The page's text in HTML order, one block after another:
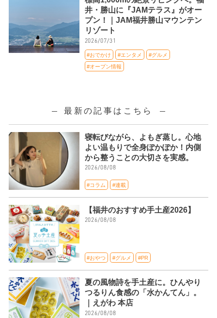
井・勝山に『JAMテラス』がオー
プン！｜JAM福井勝山マウンテン
リゾート
2026/07/31
#おでかけ #エンタメ #グルメ
#オープン情報
最新の記事はこちら
寝転びながら、よもぎ蒸し。心地
よい温もりで全身ぽかぽか！内側
から整うことの大切さを実感。
2026/08/08
#コラム #連載
【福井のおすすめ手土産2026】
2026/08/08
#おやつ #グルメ #PR
夏の風物詩を手土産に。ひんやり
つるりん食感の「水かんてん」。
｜えがわ 本店
2026/08/08